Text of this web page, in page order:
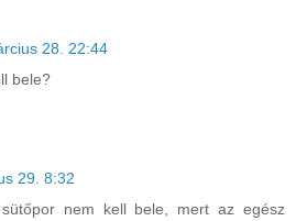
28. 22:44
bele?
29. 8:32
sütőpor nem kell bele, mert az egész